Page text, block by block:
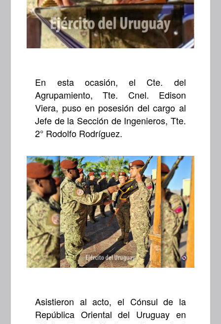
En esta ocasión, el Cte. del
Agrupamiento, Tte. Cnel. Edison
Viera, puso en posesión del cargo al
Jefe de la Sección de Ingenieros, Tte.
2° Rodolfo Rodríguez.
Asistieron al acto, el Cónsul de la
República Oriental del Uruguay en